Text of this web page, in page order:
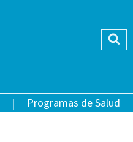
Programas de Salud